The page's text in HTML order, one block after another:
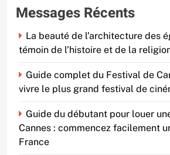
Messages Récents
La beauté de l’architecture des
témoin de l’histoire et de la
Guide complet du Festival de
vivre le plus grand festival de
Guide du débutant pour louer
Cannes : commencez facilement
France